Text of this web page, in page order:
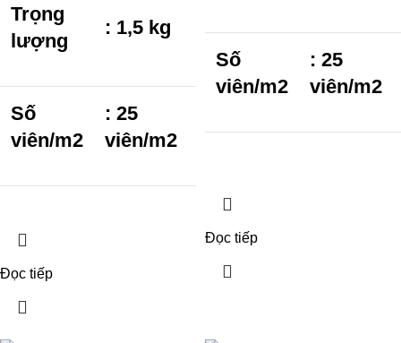
Trọng
lượng
: 1,5 kg
Số
viên/m2
: 25
viên/m2
Đọc tiếp
Số
viên/m2
: 25
viên/m2
Đọc tiếp